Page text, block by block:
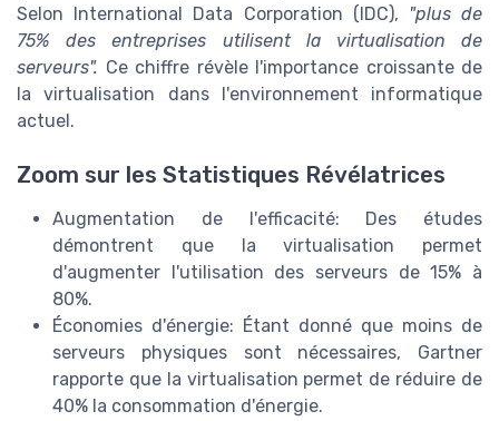
Selon International Data Corporation (IDC),
"plus de
75% des entreprises utilisent la virtualisation de
serveurs". Ce chiffre révèle l'importance croissante de
la virtualisation dans l'environnement informatique
actuel.
Zoom sur les Statistiques Révélatrices
Augmentation de l'efficacité: Des études
démontrent que la virtualisation permet
d'augmenter l'utilisation des serveurs de 15% à
80%.
Économies d'énergie: Étant donné que moins de
serveurs physiques sont nécessaires, Gartner
rapporte que la virtualisation permet de réduire de
40% la consommation d'énergie.